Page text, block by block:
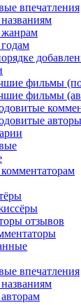
впечатления
фильмы
фильмы
отзывов
впечатления